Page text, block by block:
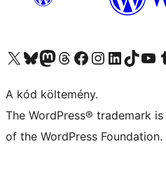
Visit our X (formerly Twitter) account
Visit our Bluesky account
Twitter csatornánk
Visit our Threads account
Facebook oldalunk
Visit our Instagram account
Visit our LinkedIn
Visit our TikTok
Visit our
A kód költemény.
The WordPress® trademark
of the WordPress Foundation.